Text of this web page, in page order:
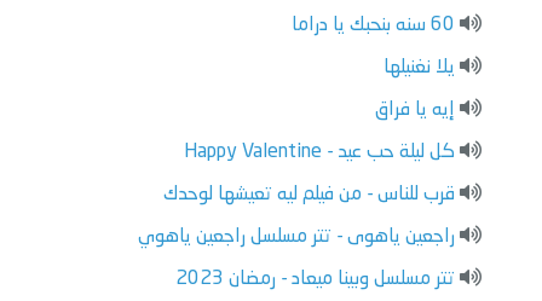
60 سنه بنحبك يا دراما
يلا نغنيلها
إيه يا فراق
كل ليلة حب عيد - Happy Valentine
قرب للناس - من فيلم ليه تعيشها لوحدك
راجعين ياهوى - تتر مسلسل راجعين ياهوي
تتر مسلسل وبينا ميعاد - رمضان 2023